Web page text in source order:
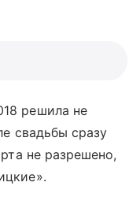
решила не
свадьбы сразу
не разрешено,